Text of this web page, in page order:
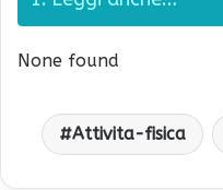
None found
Attivita-fisica